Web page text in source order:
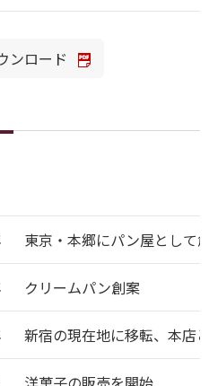
ンロード
東京・本郷にパン屋として
クリームパン創案
新宿の現在地に移転、本店